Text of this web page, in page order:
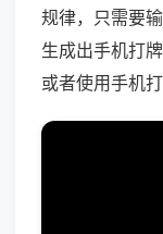
规律，只需要
生成出手机打
或者使用手机